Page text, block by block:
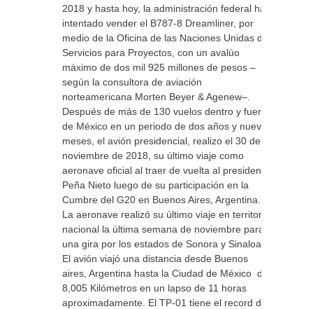
2018 y hasta hoy, la administración federal ha
intentado vender el B787-8 Dreamliner, por
medio de la Oficina de las Naciones Unidas de
Servicios para Proyectos, con un avalúo
máximo de dos mil 925 millones de pesos –
según la consultora de aviación
norteamericana Morten Beyer & Agenew–.
Después de más de 130 vuelos dentro y fuera
de México en un periodo de dos años y nueve
meses, el avión presidencial, realizo el 30 de
noviembre de 2018, su último viaje como
aeronave oficial al traer de vuelta al presidente
Peña Nieto luego de su participación en la
Cumbre del G20 en Buenos Aires, Argentina.
La aeronave realizó su último viaje en territorio
nacional la última semana de noviembre para
una gira por los estados de Sonora y Sinaloa.
El avión viajó una distancia desde Buenos
aires, Argentina hasta la Ciudad de México de
8,005 Kilómetros en un lapso de 11 horas
aproximadamente. El TP-01 tiene el record del